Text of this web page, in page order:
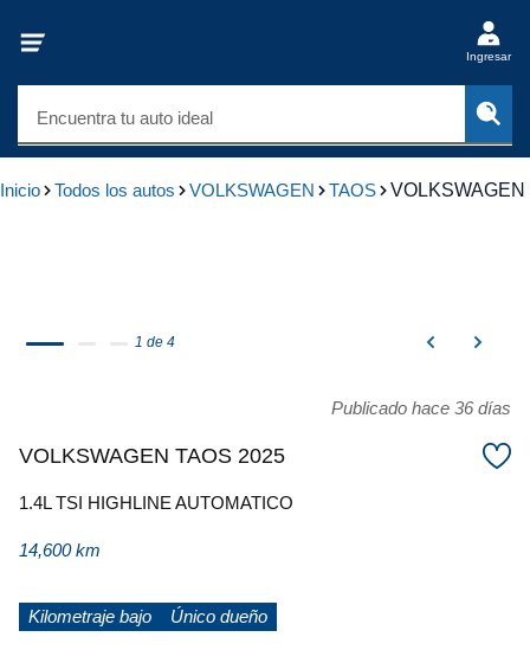
Ingresar
Encuentra tu auto ideal
Inicio Todos los autos VOLKSWAGEN TAOS VOLKSWAGEN
1 de 4
Publicado hace 36 días
VOLKSWAGEN TAOS 2025
1.4L TSI HIGHLINE AUTOMATICO
14,600 km
Kilometraje bajo Único dueño